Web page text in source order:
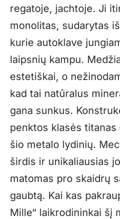
regatoje, jachtoje. Ji
monolitas, sudarytas
kurie autoklave
laipsnių kampu.
estetiškai, o
kad tai natūralus
gana sunkus.
penktos klasės
šio metalo lydinių.
širdis ir unikaliausias
matomas pro skaidrų
gaubtą. Kai kas
Mille“ laikrodininkai šį